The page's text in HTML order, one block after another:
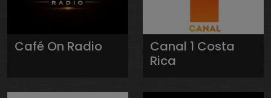
Café On Radio
Canal 1 Costa
Rica